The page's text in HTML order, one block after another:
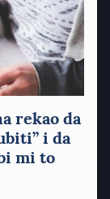
rekao da
i da
mi to